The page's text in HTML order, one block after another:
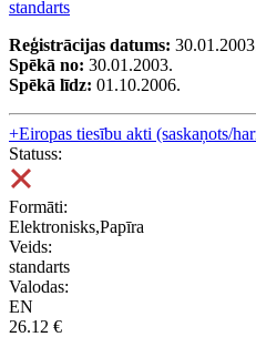
standarts
Reģistrācijas datums:
Spēkā no: 30.01.2003.
Spēkā līdz: 01.10.2006.
+Eiropas tiesību akti (saskaņots/
Statuss:
Formāti:
Elektronisks,Papīra
Veids:
standarts
Valodas:
EN
26.12 €